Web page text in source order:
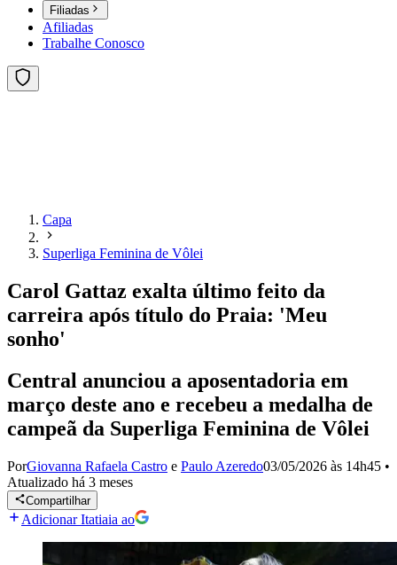
Filiadas
Afiliadas
Trabalhe Conosco
Capa
Superliga Feminina de Vôlei
Carol Gattaz exalta último feito da
carreira após título do Praia: 'Meu
sonho'
Central anunciou a aposentadoria em
março deste ano e recebeu a medalha de
campeã da Superliga Feminina de Vôlei
PorGiovanna Rafaela Castro e Paulo Azeredo03/05/2026 às 14h45 •
Atualizado há 3 meses
Compartilhar
Adicionar Itatiaia ao